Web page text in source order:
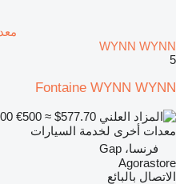
WYNN WYNN
5
Fontaine WYNN WYNN
€500 ≈ $577.70
معدات أخرى لخدمة السيارات
فرنسا، Gap
Agorastore
الاتصال بالبائع